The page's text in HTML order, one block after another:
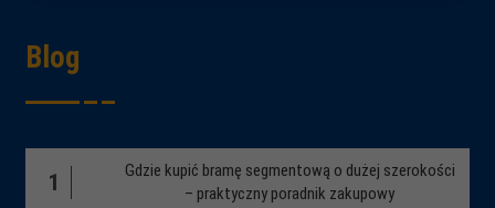
Blog
1
Gdzie kupić bramę segmentową o dużej szerokości
– praktyczny poradnik zakupowy